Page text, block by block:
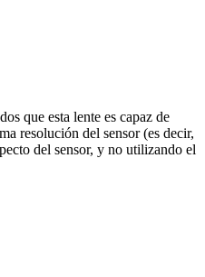
que esta lente es capaz de
resolución del sensor (es decir,
del sensor, y no utilizando el